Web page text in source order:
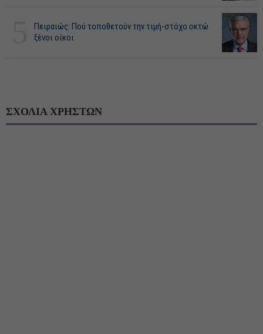
Πειραιώς: Πού τοποθετούν την τιμή-στόχο οκτώ
ξένοι οίκοι
ΣΧΟΛΙΑ ΧΡΗΣΤΩΝ